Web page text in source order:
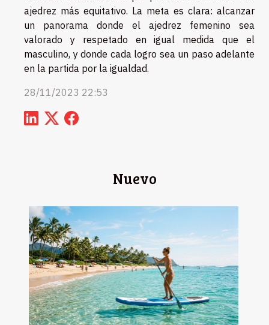
Nuevo
ajedrez más equitativo. La meta es clara: alcanzar
un panorama donde el ajedrez femenino sea
valorado y respetado en igual medida que el
masculino, y donde cada logro sea un paso adelante
en la partida por la igualdad.
28/11/2023 22:53